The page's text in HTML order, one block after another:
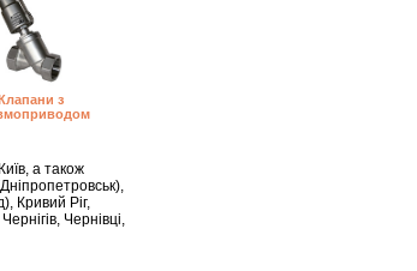
з
а також
Кривий Ріг,
Чернівці,